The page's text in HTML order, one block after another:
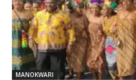
MANOKWARI